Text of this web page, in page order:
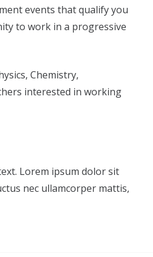
events that qualify you
to work in a progressive
Chemistry,
interested in working
Lorem ipsum dolor sit
nec ullamcorper mattis,